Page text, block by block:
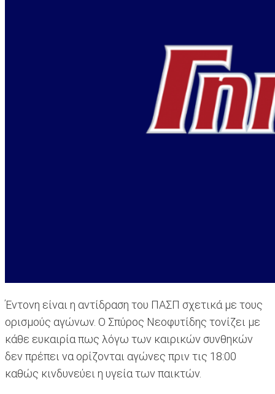
Έντονη είναι η αντίδραση του ΠΑΣΠ σχετικά με τους
ορισμούς αγώνων. Ο Σπύρος Νεοφυτίδης τονίζει με
κάθε ευκαιρία πως λόγω των καιρικών συνθηκών
δεν πρέπει να ορίζονται αγώνες πριν τις 18:00
καθώς κινδυνεύει η υγεία των παικτών.